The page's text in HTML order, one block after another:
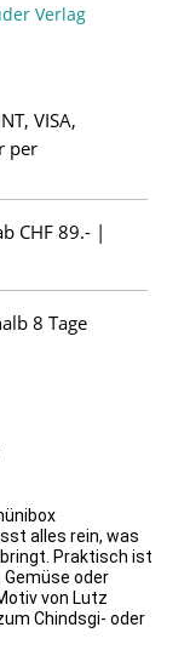
Verlag
VISA,
per
CHF 89.- |
8 Tage
alles rein, was
Praktisch ist
oder
von Lutz
Chindsgi- oder